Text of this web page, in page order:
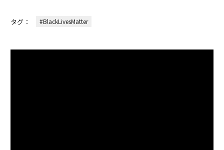
タグ： #BlackLivesMatter